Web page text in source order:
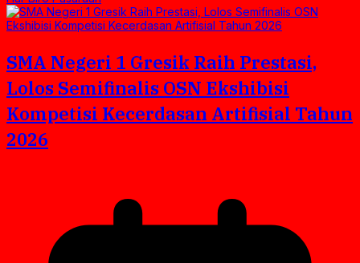
SMA Negeri 1 Gresik Raih Prestasi,
Lolos Semifinalis OSN Ekshibisi
Kompetisi Kecerdasan Artifisial Tahun
2026